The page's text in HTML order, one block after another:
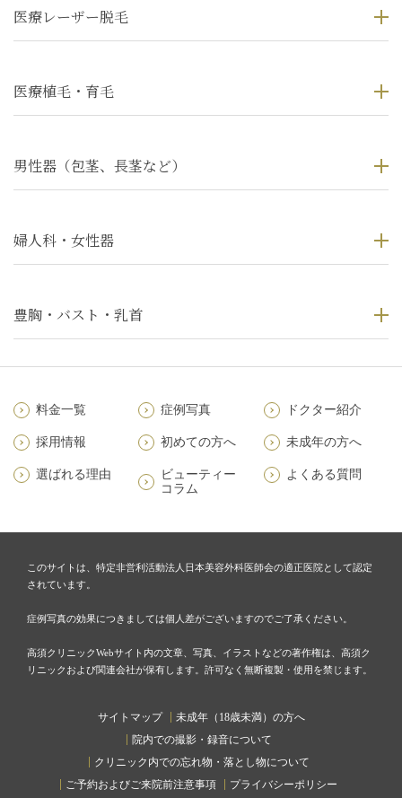
医療レーザー脱毛
医療植毛・育毛
男性器（包茎、長茎など）
婦人科・女性器
豊胸・バスト・乳首
料金一覧 症例写真 ドクター紹介
採用情報 初めての方へ 未成年の方へ
選ばれる理由
ビューティー
コラム
よくある質問
このサイトは、特定非営利活動法人日本美容外科医師会の適正医院として認定
されています。
症例写真の効果につきましては個人差がございますのでご了承ください。
高須クリニックWebサイト内の文章、写真、イラストなどの著作権は、高須ク
リニックおよび関連会社が保有します。許可なく無断複製・使用を禁じます。
サイトマップ
未成年（18歳未満）の方へ
院内での撮影・録音について
クリニック内での忘れ物・落とし物について
ご予約およびご来院前注意事項
プライバシーポリシー